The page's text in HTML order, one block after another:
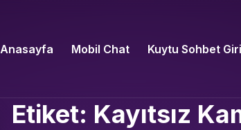
Anasayfa Mobil Chat Kuytu Sohbet
Etiket: Kayıtsız